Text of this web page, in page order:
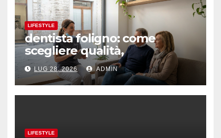
LIFESTYLE
dentista foligno: come
scegliere qualità,
prevenzione e fiducia
LUG 28, 2026 ADMIN
LIFESTYLE